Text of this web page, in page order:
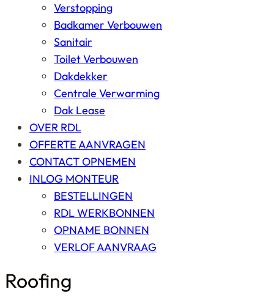
Verstopping
Badkamer Verbouwen
Sanitair
Toilet Verbouwen
Dakdekker
Centrale Verwarming
Dak Lease
OVER RDL
OFFERTE AANVRAGEN
CONTACT OPNEMEN
INLOG MONTEUR
BESTELLINGEN
RDL WERKBONNEN
OPNAME BONNEN
VERLOF AANVRAAG
Roofing